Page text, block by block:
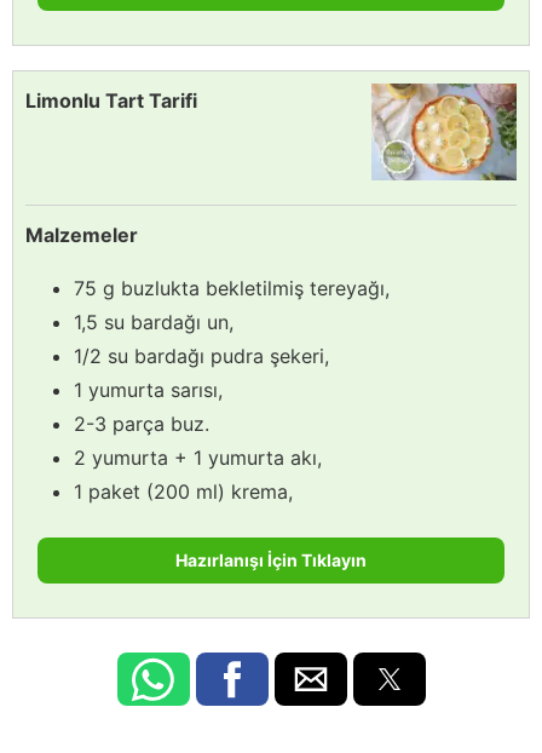
Limonlu Tart Tarifi
Malzemeler
75 g buzlukta bekletilmiş tereyağı,
1,5 su bardağı un,
1/2 su bardağı pudra şekeri,
1 yumurta sarısı,
2-3 parça buz.
2 yumurta + 1 yumurta akı,
1 paket (200 ml) krema,
Hazırlanışı İçin Tıklayın